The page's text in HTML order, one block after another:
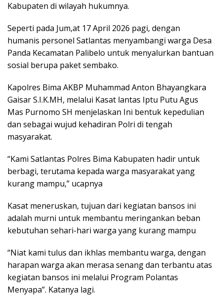
Kabupaten di wilayah hukumnya.
Seperti pada Jum,at 17 April 2026 pagi, dengan
humanis personel Satlantas menyambangi warga Desa
Panda Kecamatan Palibelo untuk menyalurkan bantuan
sosial berupa paket sembako.
Kapolres Bima AKBP Muhammad Anton Bhayangkara
Gaisar S.I.K.MH, melalui Kasat lantas Iptu Putu Agus
Mas Purnomo SH menjelaskan Ini bentuk kepedulian
dan sebagai wujud kehadiran Polri di tengah
masyarakat.
“Kami Satlantas Polres Bima Kabupaten hadir untuk
berbagi, terutama kepada warga masyarakat yang
kurang mampu,” ucapnya
Kasat meneruskan, tujuan dari kegiatan bansos ini
adalah murni untuk membantu meringankan beban
kebutuhan sehari-hari warga yang kurang mampu
“Niat kami tulus dan ikhlas membantu warga, dengan
harapan warga akan merasa senang dan terbantu atas
kegiatan bansos ini melalui Program Polantas
Menyapa”. Katanya lagi.